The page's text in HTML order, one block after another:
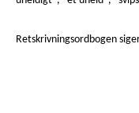
Retskrivningsordbogen